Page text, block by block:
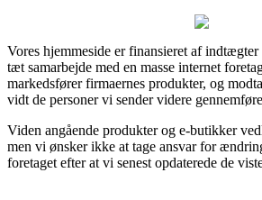
Vores hjemmeside er finansieret af
tæt samarbejde med en masse internet
markedsfører firmaernes produkter, og
vidt de personer vi sender videre
Viden angående produkter og e-butikker
men vi ønsker ikke at tage ansvar for
foretaget efter at vi senest opdaterede de